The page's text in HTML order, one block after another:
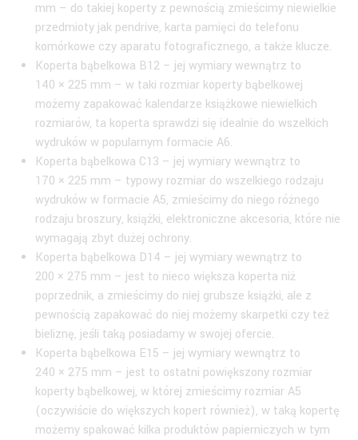
mm – do takiej koperty z pewnością zmieścimy niewielkie
przedmioty jak pendrive, karta pamięci do telefonu
komórkowe czy aparatu fotograficznego, a także klucze.
Koperta bąbelkowa B12 – jej wymiary wewnątrz to
140 × 225 mm – w taki rozmiar koperty bąbelkowej
możemy zapakować kalendarze książkowe niewielkich
rozmiarów, ta koperta sprawdzi się idealnie do wszelkich
wydruków w popularnym formacie A6.
Koperta bąbelkowa C13 – jej wymiary wewnątrz to
170 × 225 mm – typowy rozmiar do wszelkiego rodzaju
wydruków w formacie A5, zmieścimy do niego różnego
rodzaju broszury, książki, elektroniczne akcesoria, które nie
wymagają zbyt dużej ochrony.
Koperta bąbelkowa D14 – jej wymiary wewnątrz to
200 × 275 mm – jest to nieco większa koperta niż
poprzednik, a zmieścimy do niej grubsze książki, ale z
pewnością zapakować do niej możemy skarpetki czy też
bieliznę, jeśli taką posiadamy w swojej ofercie.
Koperta bąbelkowa E15 – jej wymiary wewnątrz to
240 × 275 mm – jest to ostatni powiększony rozmiar
koperty bąbelkowej, w której zmieścimy rozmiar A5
(oczywiście do większych kopert również), w taką kopertę
możemy spakować kilka produktów papierniczych w tym